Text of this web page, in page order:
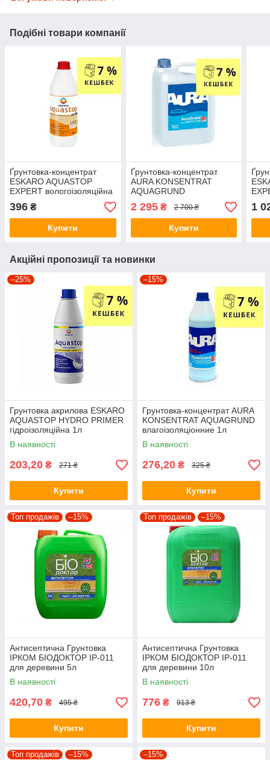
Подібні товари компанії
Ґрунтовка-концентрат
ESKARO AQUASTOP
EXPERT вологоізоляційна
1 л
396 ₴
Купити
Ґрунтовка-концентрат
AURA KONSENTRAT
AQUAGRUND
вологоізоляційна 10 л
2 295₴ 2 700 ₴
Купити
3 л
1
Акційні пропозиції та новинки
–25%
Грунтовка акрилова ESKARO
AQUASTOP HYDRO PRIMER
гідроізоляційна 1л
В наявності
203,20 ₴ 271 ₴
Купити
–15%
Грунтовка-концентрат AURA
KONSENTRAT AQUAGRUND
влагоізоляціонние 1л
В наявності
276,20 ₴ 325 ₴
Купити
Топ продажів –15%
Антисептична Грунтовка
ІРКОМ БІОДОКТОР ІР-011
для деревини 5л
В наявності
420,70 ₴ 495 ₴
Купити
Топ продажів –15%
Антисептична Грунтовка
ІРКОМ БІОДОКТОР ІР-011
для деревини 10л
В наявності
776 ₴ 913 ₴
Купити
Топ продажів –15% –15%